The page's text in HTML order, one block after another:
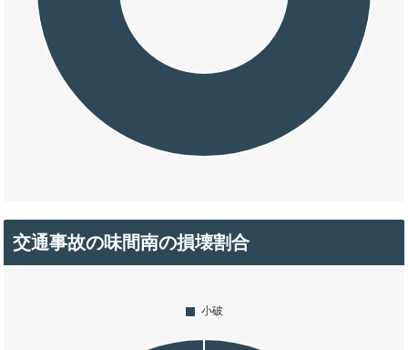
交通事故の味間南の損壊割合